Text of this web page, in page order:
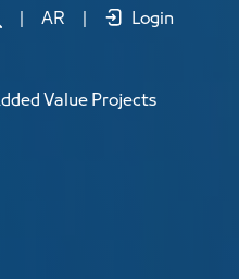
AR Login
Value Projects